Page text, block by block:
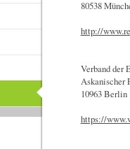
80538
http://
Verband der
Askanischer
10963 Berlin
https://